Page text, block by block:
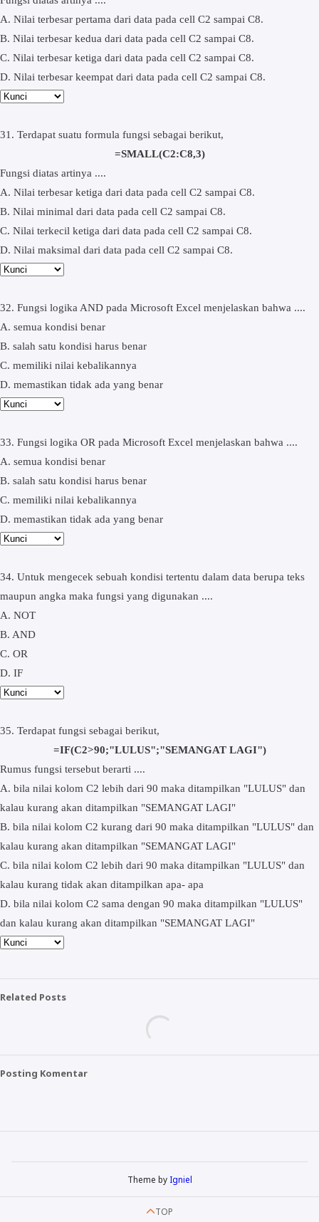
A. Nilai terbesar pertama dari data pada cell C2 sampai C8.
B. Nilai terbesar kedua dari data pada cell C2 sampai C8.
C. Nilai terbesar ketiga dari data pada cell C2 sampai C8.
D. Nilai terbesar keempat dari data pada cell C2 sampai C8.
31. Terdapat suatu formula fungsi sebagai berikut,
=SMALL(C2:C8,3)
Fungsi diatas artinya ....
A. Nilai terbesar ketiga dari data pada cell C2 sampai C8.
B. Nilai minimal dari data pada cell C2 sampai C8.
C. Nilai terkecil ketiga dari data pada cell C2 sampai C8.
D. Nilai maksimal dari data pada cell C2 sampai C8.
32. Fungsi logika AND pada Microsoft Excel menjelaskan bahwa ....
A. semua kondisi benar
B. salah satu kondisi harus benar
C. memiliki nilai kebalikannya
D. memastikan tidak ada yang benar
33. Fungsi logika OR pada Microsoft Excel menjelaskan bahwa ....
A. semua kondisi benar
B. salah satu kondisi harus benar
C. memiliki nilai kebalikannya
D. memastikan tidak ada yang benar
34. Untuk mengecek sebuah kondisi tertentu dalam data berupa teks
maupun angka maka fungsi yang digunakan ....
A. NOT
B. AND
C. OR
D. IF
35. Terdapat fungsi sebagai berikut,
=IF(C2>90;"LULUS";"SEMANGAT LAGI")
Rumus fungsi tersebut berarti ....
A. bila nilai kolom C2 lebih dari 90 maka ditampilkan "LULUS" dan
kalau kurang akan ditampilkan "SEMANGAT LAGI"
B. bila nilai kolom C2 kurang dari 90 maka ditampilkan "LULUS" dan
kalau kurang akan ditampilkan "SEMANGAT LAGI"
C. bila nilai kolom C2 lebih dari 90 maka ditampilkan "LULUS" dan
kalau kurang tidak akan ditampilkan apa- apa
D. bila nilai kolom C2 sama dengan 90 maka ditampilkan "LULUS"
dan kalau kurang akan ditampilkan "SEMANGAT LAGI"
Related Posts
Posting Komentar
Theme by Igniel
TOP